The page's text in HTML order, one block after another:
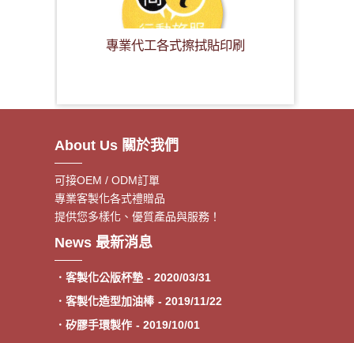
專業代工各式擦拭貼印刷
About Us 關於我們
可接OEM / ODM訂單
專業客製化各式禮贈品
提供您多樣化、優質產品與服務！
News 最新消息
費》
．客製化公版杯墊 - 2020/03/31
．客製化造型加油棒 - 2019/11/22
．矽膠手環製作 - 2019/10/01